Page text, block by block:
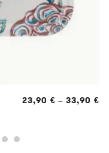
23,90 € – 33,90 €